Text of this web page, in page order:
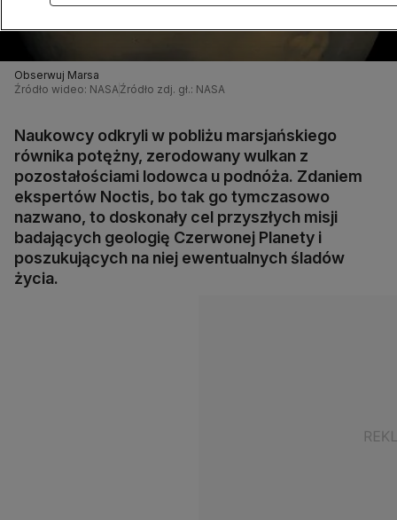
Obserwuj Marsa
Źródło wideo: NASAŹródło zdj. gł.: NASA
Naukowcy odkryli w pobliżu marsjańskiego
równika potężny, zerodowany wulkan z
pozostałościami lodowca u podnóża. Zdaniem
ekspertów Noctis, bo tak go tymczasowo
nazwano, to doskonały cel przyszłych misji
badających geologię Czerwonej Planety i
poszukujących na niej ewentualnych śladów
życia.